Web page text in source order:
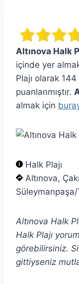
Altınova Halk
içinde yer
Plajı olarak
puanlanmıştır.
almak için
Halk Plajı
Altınova,
Altınova Halk
Halk Plajı
görebilirsiniz.
gittiyseniz